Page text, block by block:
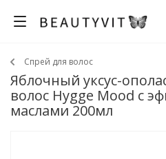
Спрей для волос
Яблочный уксус-
волос Hygge Mood с
маслами 200мл